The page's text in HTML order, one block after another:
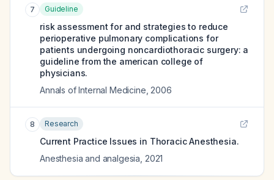
7 Guideline
risk assessment for and strategies to reduce
perioperative pulmonary complications for
patients undergoing noncardiothoracic surgery: a
guideline from the american college of
physicians.
Annals of Internal Medicine 2006
8 Research
Current Practice Issues in Thoracic Anesthesia.
Anesthesia and analgesia 2021